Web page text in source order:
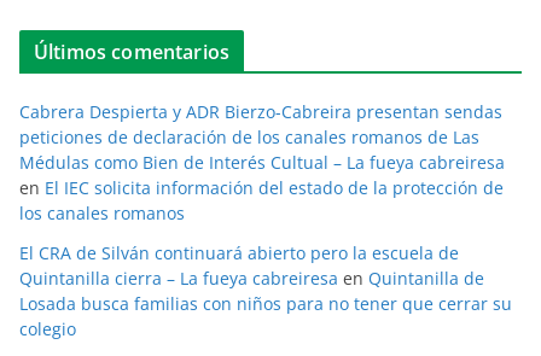
Últimos comentarios
Cabrera Despierta y ADR Bierzo-Cabreira presentan sendas
peticiones de declaración de los canales romanos de Las
Médulas como Bien de Interés Cultual – La fueya cabreiresa
en El IEC solicita información del estado de la protección de
los canales romanos
El CRA de Silván continuará abierto pero la escuela de
Quintanilla cierra – La fueya cabreiresa en Quintanilla de
Losada busca familias con niños para no tener que cerrar su
colegio